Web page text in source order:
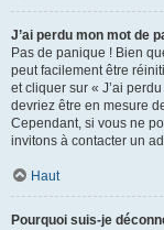
J’ai perdu mon mot de
Pas de panique ! Bien
peut facilement être
et cliquer sur « J’ai
devriez être en mesure
Cependant, si vous ne
invitons à contacter un
Haut
Pourquoi suis-je